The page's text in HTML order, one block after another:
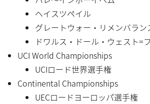
ヘイスツペイル
グレートウォー・リメンバラン
ドワルス・ドール・ウェスト=
UCI World Championships
UCIロード世界選手権
Continental Championships
UECロードヨーロッパ選手権